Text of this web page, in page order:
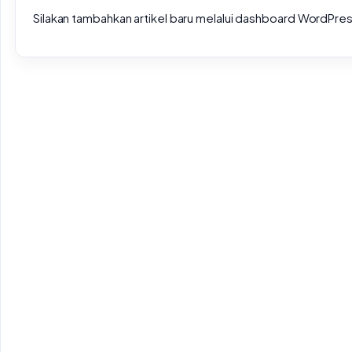
Silakan tambahkan artikel baru melalui dashboard